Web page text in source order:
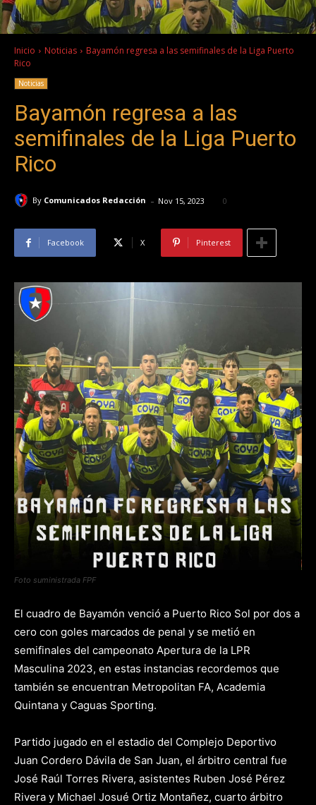
Inicio Noticias
Bayamón regresa a las semifinales de la Liga Puerto
Rico
Noticias
Bayamón regresa a las
semifinales de la Liga Puerto
Rico
By Comunicados Redacción - Nov 15, 2023 0
Facebook X Pinterest
Foto suministrada FPF
El cuadro de Bayamón venció a Puerto Rico Sol por dos a
cero con goles marcados de penal y se metió en
semifinales del campeonato Apertura de la LPR
Masculina 2023, en estas instancias recordemos que
también se encuentran Metropolitan FA, Academia
Quintana y Caguas Sporting.
Partido jugado en el estadio del Complejo Deportivo
Juan Cordero Dávila de San Juan, el árbitro central fue
José Raúl Torres Rivera, asistentes Ruben José Pérez
Rivera y Michael Josué Ortiz Montañez, cuarto árbitro